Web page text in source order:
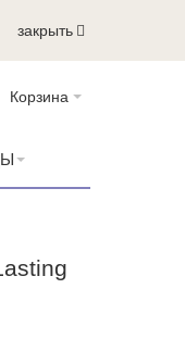
закрыть
Корзина